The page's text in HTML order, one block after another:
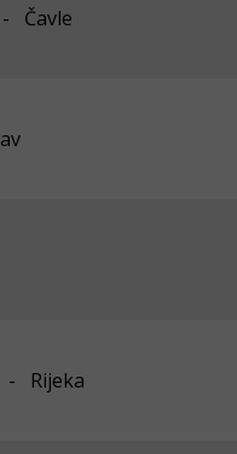
- Čavle
- Rijeka